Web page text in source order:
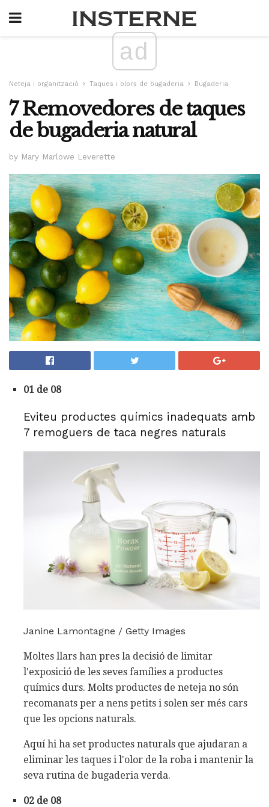
ad
Neteja i organització Taques i olors de bugaderia Bugaderia
7 Removedores de taques
de bugaderia natural
by Mary Marlowe Leverette
01 de 08
Eviteu productes químics inadequats amb
7 remoguers de taca negres naturals
Janine Lamontagne / Getty Images
Moltes llars han pres la decisió de limitar
l'exposició de les seves famílies a productes
químics durs. Molts productes de neteja no són
recomanats per a nens petits i solen ser més cars
que les opcions naturals.
Aquí hi ha set productes naturals que ajudaran a
eliminar les taques i l'olor de la roba i mantenir la
seva rutina de bugaderia verda.
02 de 08